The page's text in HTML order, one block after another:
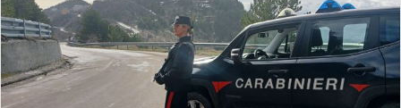
e
m
a
i
l